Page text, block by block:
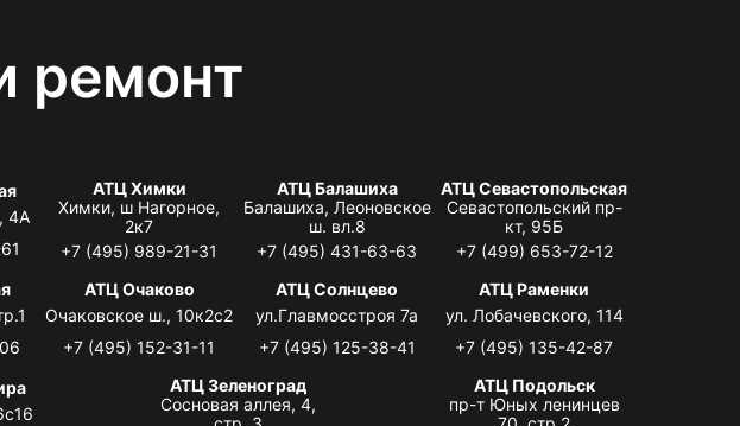
ремонт
4А
АТЦ Химки
Химки, ш Нагорное,
2к7
+7 (495) 989-21-31
АТЦ Балашиха
Балашиха, Леоновское
ш. вл.8
+7 (495) 431-63-63
АТЦ Севастопольская
Севастопольский пр-
кт, 95Б
+7 (499) 653-72-12
АТЦ Очаково
Очаковское ш., 10к2с2
+7 (495) 152-31-11
АТЦ Солнцево
ул.Главмосстроя 7а
+7 (495) 125-38-41
АТЦ Раменки
ул. Лобачевского, 114
+7 (495) 135-42-87
АТЦ Зеленоград
Сосновая аллея, 4,
АТЦ Подольск
пр-т Юных ленинцев